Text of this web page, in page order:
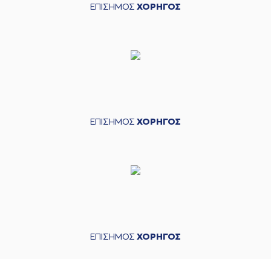
ΕΠΙΣΗΜΟΣ ΧΟΡΗΓΟΣ
ΕΠΙΣΗΜΟΣ ΧΟΡΗΓΟΣ
ΕΠΙΣΗΜΟΣ ΧΟΡΗΓΟΣ